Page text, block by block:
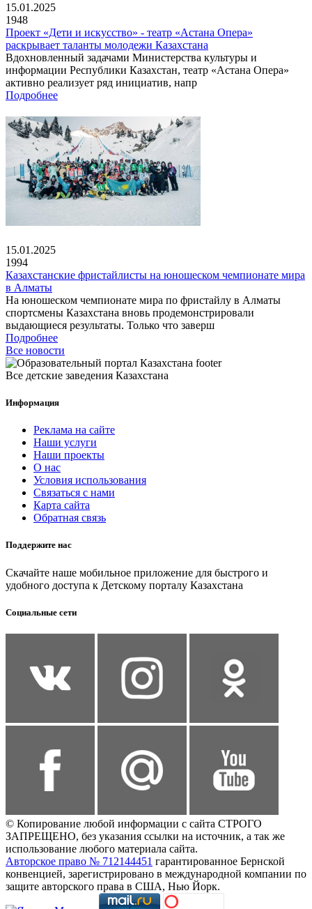
15.01.2025
1948
Проект «Дети и искусство» - театр «Астана Опера»
раскрывает таланты молодежи Казахстана
Вдохновленный задачами Министерства культуры и
информации Республики Казахстан, театр «Астана Опера»
активно реализует ряд инициатив, напр
Подробнее
15.01.2025
1994
Казахстанские фристайлисты на юношеском чемпионате мира
в Алматы
На юношеском чемпионате мира по фристайлу в Алматы
спортсмены Казахстана вновь продемонстрировали
выдающиеся результаты. Только что заверш
Подробнее
Все новости
Все детские заведения Казахстана
Информация
Реклама на сайте
Наши услуги
Наши проекты
О нас
Условия использования
Связаться с нами
Карта сайта
Обратная связь
Поддержите нас
Скачайте наше мобильное приложение для быстрого и
удобного доступа к Детскому порталу Казахстана
Социальные сети
© Копирование любой информации с сайта СТРОГО
ЗАПРЕЩЕНО, без указания ссылки на источник, а так же
использование любого материала сайта.
Авторское право № 712144451 гарантированное Бернской
конвенцией, зарегистрировано в международной компании по
защите авторского права в США, Нью Йорк.